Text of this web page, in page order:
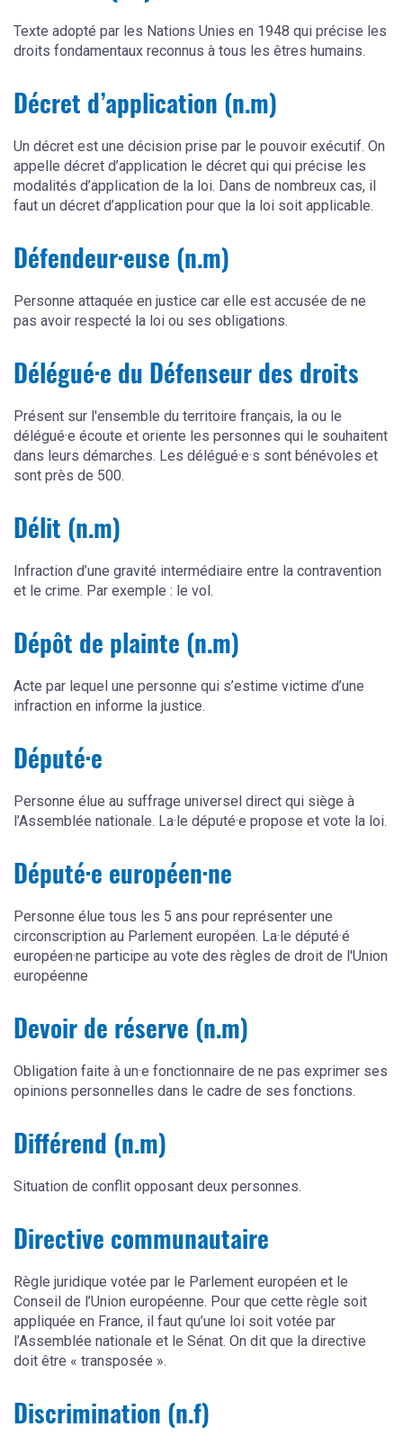
Texte adopté par les Nations Unies en 1948 qui précise les
droits fondamentaux reconnus à tous les êtres humains.
Décret d’application (n.m)
Un décret est une décision prise par le pouvoir exécutif. On
appelle décret d’application le décret qui qui précise les
modalités d’application de la loi. Dans de nombreux cas, il
faut un décret d’application pour que la loi soit applicable.
Défendeur·euse (n.m)
Personne attaquée en justice car elle est accusée de ne
pas avoir respecté la loi ou ses obligations.
Délégué·e du Défenseur des droits
Présent sur l'ensemble du territoire français, la ou le
délégué·e écoute et oriente les personnes qui le souhaitent
dans leurs démarches. Les délégué·e·s sont bénévoles et
sont près de 500.
Délit (n.m)
Infraction d’une gravité intermédiaire entre la contravention
et le crime. Par exemple : le vol.
Dépôt de plainte (n.m)
Acte par lequel une personne qui s’estime victime d’une
infraction en informe la justice.
Député·e
Personne élue au suffrage universel direct qui siège à
l’Assemblée nationale. La·le député·e propose et vote la loi.
Député·e européen·ne
Personne élue tous les 5 ans pour représenter une
circonscription au Parlement européen. La·le député·é
européen·ne participe au vote des règles de droit de l'Union
européenne
Devoir de réserve (n.m)
Obligation faite à un·e fonctionnaire de ne pas exprimer ses
opinions personnelles dans le cadre de ses fonctions.
Différend (n.m)
Situation de conflit opposant deux personnes.
Directive communautaire
Règle juridique votée par le Parlement européen et le
Conseil de l’Union européenne. Pour que cette règle soit
appliquée en France, il faut qu’une loi soit votée par
l’Assemblée nationale et le Sénat. On dit que la directive
doit être « transposée ».
Discrimination (n.f)